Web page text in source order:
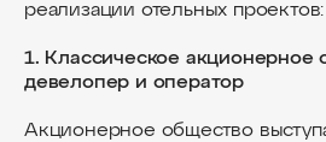
реализации отельных проектов:
1. Классическое
девелопер и оператор
Акционерное общество